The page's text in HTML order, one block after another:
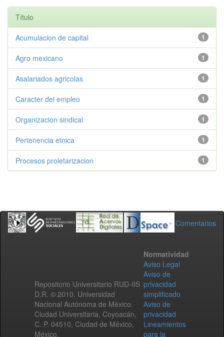
Título
1
Acumulacion de capital
1
Agro mexicano
1
Asalariados agricolas
1
Caracter del empleo
1
Organizacion sindical
1
Pertenencia etnica
1
Procesos proletarizacion
Comentarios
Repositorio Universitario RUD-IIS
D.R. © 2010. Universidad
Nacional Autónoma de México.
Ciudad Universitaria, Coyoacán,
C. P. 04510, Ciudad de México,
México.
Normatividad
Aviso Legal
Aviso de
privacidad
simplificado
Aviso de
privacidad
Lineamientos
para la